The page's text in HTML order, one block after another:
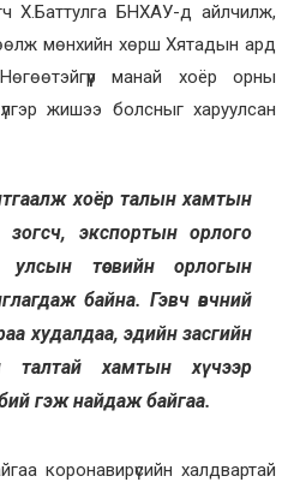
Х.Баттулга БНХАУ-д айлчилж,
мөнхийн хөрш Хятадын ард
Нөгөөтэйгүүр манай хоёр орны
жишээ болсныг харуулсан
хоёр талын хамтын
зогсч, экспортын орлого
улсын төсвийн орлогын
байна. Гэвч өвчний
худалдаа, эдийн засгийн
талтай хамтын хүчээр
гэж найдаж байгаа.
коронавирүсийн халдвартай